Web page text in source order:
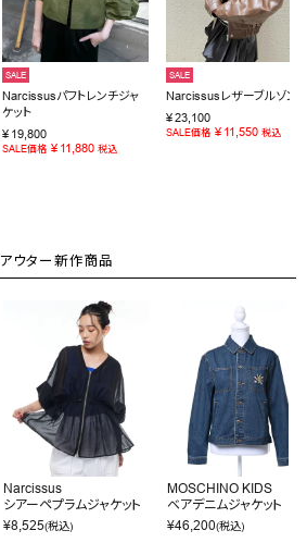
SALE
Narcissusパフトレンチジャ
ケット
¥ 19,800
SALE価格 ¥ 11,880 税込
SALE
Narcissusレザーブルゾン
¥23,100
SALE価格 ¥ 11,550 税込
アウター新作商品
Narcissus
シアーペプラムジャケット
¥8,525(税込)
MOSCHINO KIDS
ベアデニムジャケット
¥46,200(税込)